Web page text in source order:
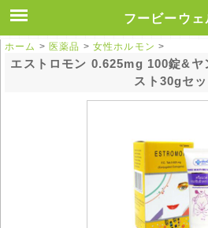
フービーウェ
ホーム > 医薬品 > 女性ホルモン >
エストロモン 0.625mg 100錠&ヤ
スト30gセッ